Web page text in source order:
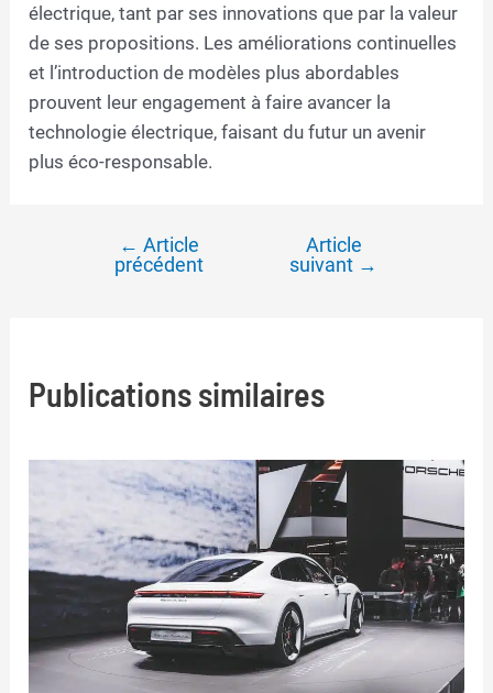
électrique, tant par ses innovations que par la valeur
de ses propositions. Les améliorations continuelles
et l’introduction de modèles plus abordables
prouvent leur engagement à faire avancer la
technologie électrique, faisant du futur un avenir
plus éco-responsable.
Navigation
← Article
précédent
Article
suivant →
Publications similaires